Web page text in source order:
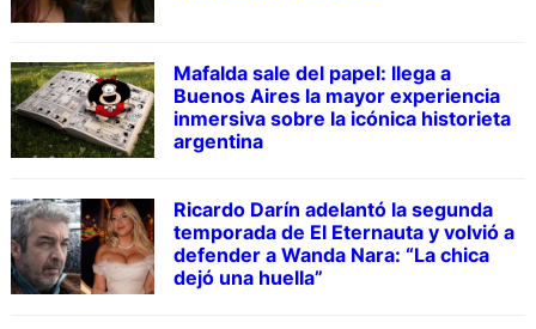
Mafalda sale del papel: llega a
Buenos Aires la mayor experiencia
inmersiva sobre la icónica historieta
argentina
Ricardo Darín adelantó la segunda
temporada de El Eternauta y volvió a
defender a Wanda Nara: “La chica
dejó una huella”